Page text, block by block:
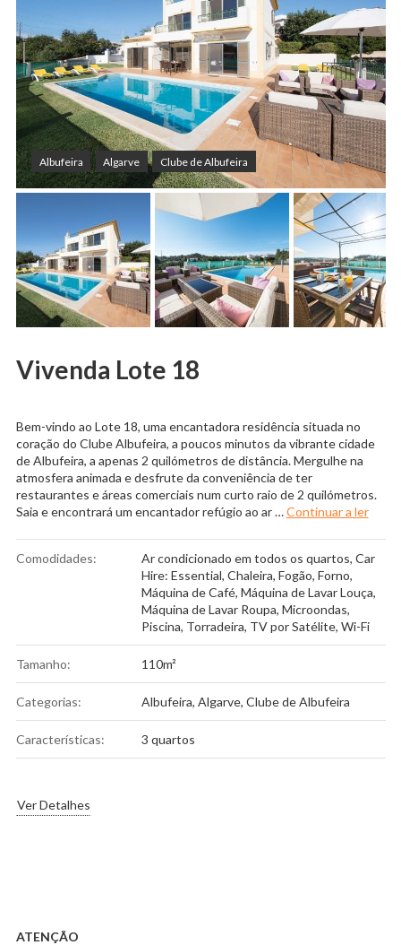
Albufeira Algarve Clube de Albufeira
Vivenda Lote 18
Bem-vindo ao Lote 18, uma encantadora residência situada no
coração do Clube Albufeira, a poucos minutos da vibrante cidade
de Albufeira, a apenas 2 quilómetros de distância. Mergulhe na
atmosfera animada e desfrute da conveniência de ter
restaurantes e áreas comerciais num curto raio de 2 quilómetros.
Saia e encontrará um encantador refúgio ao ar …Continuar a ler
Comodidades: Ar condicionado em todos os quartos, Car
Hire: Essential, Chaleira, Fogão, Forno,
Máquina de Café, Máquina de Lavar Louça,
Máquina de Lavar Roupa, Microondas,
Piscina, Torradeira, TV por Satélite, Wi-Fi
Tamanho: 110m²
Categorias: Albufeira, Algarve, Clube de Albufeira
Características: 3 quartos
Ver Detalhes
ATENÇÃO